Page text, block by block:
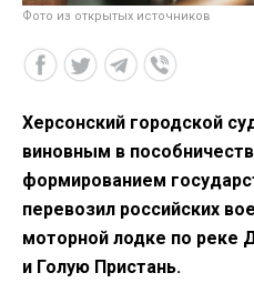
Фото из открытых источников
Херсонский городской
виновным в
формированием
перевозил российских
моторной лодке по реке
и Голую Пристань.